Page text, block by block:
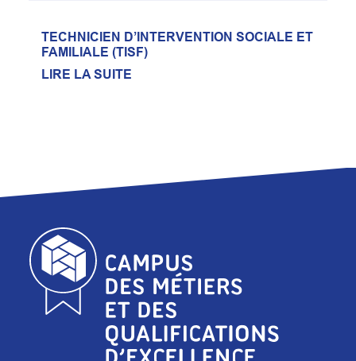
TECHNICIEN D’INTERVENTION SOCIALE ET
FAMILIALE (TISF)
LIRE LA SUITE